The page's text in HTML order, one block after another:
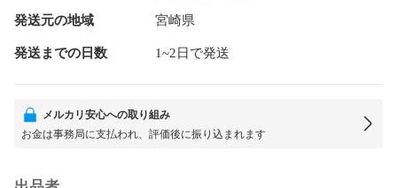
発送元の地域 宮崎県
発送までの日数 1~2日で発送
メルカリ安心への取り組み
お金は事務局に支払われ、評価後に振り込まれます